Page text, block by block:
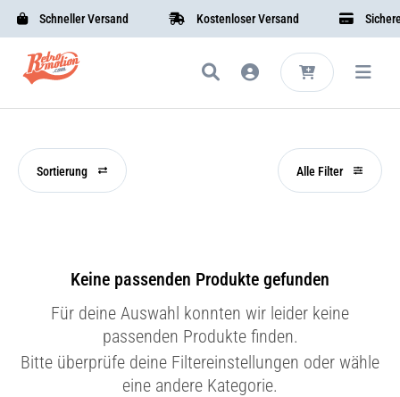
Schneller Versand Kostenloser Versand Sichere
Sortierung Alle Filter
Keine passenden Produkte gefunden
Für deine Auswahl konnten wir leider keine
passenden Produkte finden.
Bitte überprüfe deine Filtereinstellungen oder wähle
eine andere Kategorie.